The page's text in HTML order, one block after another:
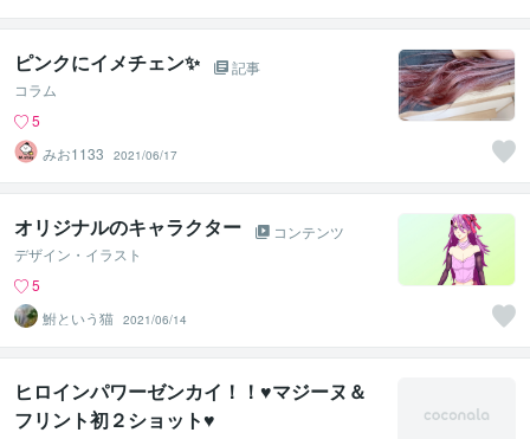
ピンクにイメチェン✨
記事
コラム
5
みお1133
2021/06/17
オリジナルのキャラクター
コンテンツ
デザイン・イラスト
5
鮒という猫 2021/06/14
ヒロインパワーゼンカイ！！♥マジーヌ＆
フリント初２ショット♥